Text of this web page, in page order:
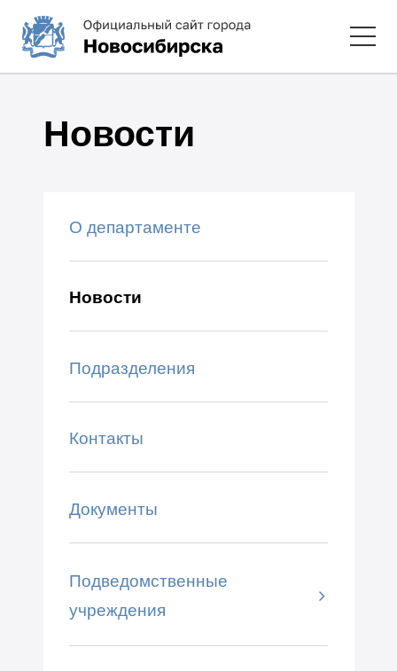
Новости
О департаменте
Новости
Подразделения
Контакты
Документы
Подведомственные
учреждения